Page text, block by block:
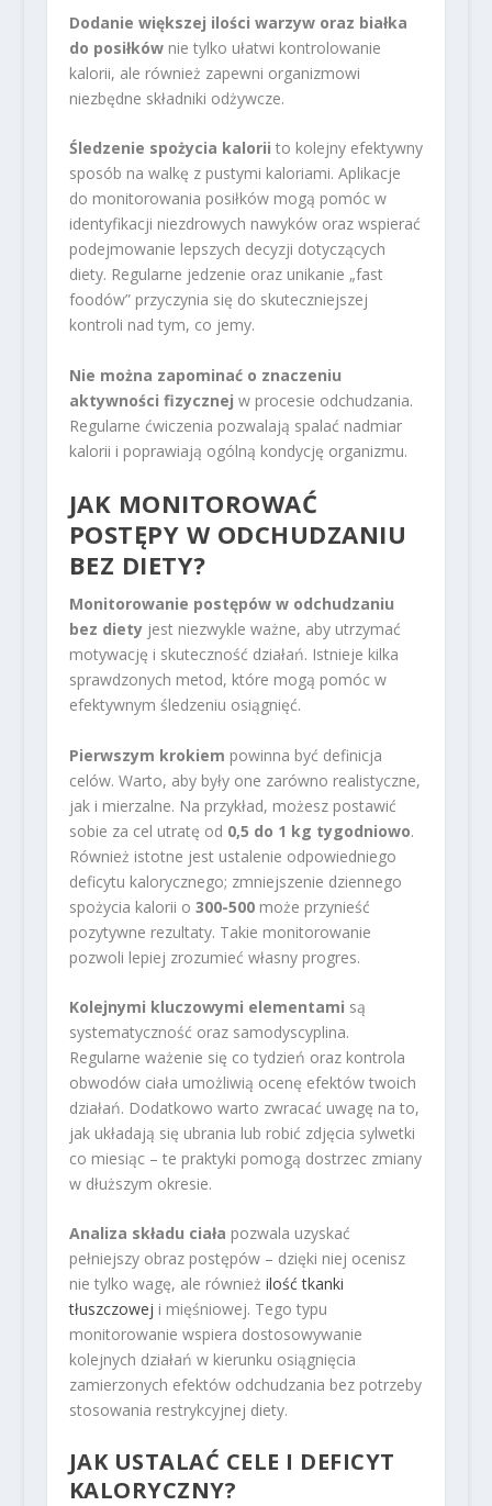
Dodanie większej ilości warzyw oraz białka
do posiłkównie tylko ułatwi kontrolowanie
kalorii, ale również zapewni organizmowi
niezbędne składniki odżywcze.
Śledzenie spożycia kalorii to kolejny efektywny
sposób na walkę z pustymi kaloriami. Aplikacje
do monitorowania posiłków mogą pomóc w
identyfikacji niezdrowych nawyków oraz wspierać
podejmowanie lepszych decyzji dotyczących
diety. Regularne jedzenie oraz unikanie „fast
foodów” przyczynia się do skuteczniejszej
kontroli nad tym, co jemy.
Nie można zapominać o znaczeniu
aktywności fizycznej w procesie odchudzania.
Regularne ćwiczenia pozwalają spalać nadmiar
kalorii i poprawiają ogólną kondycję organizmu.
JAK MONITOROWAĆ
POSTĘPY W ODCHUDZANIU
BEZ DIETY?
Monitorowanie postępów w odchudzaniu
bez dietyjest niezwykle ważne, aby utrzymać
motywację i skuteczność działań. Istnieje kilka
sprawdzonych metod, które mogą pomóc w
efektywnym śledzeniu osiągnięć.
Pierwszym krokiem powinna być definicja
celów. Warto, aby były one zarówno realistyczne,
jak i mierzalne. Na przykład, możesz postawić
sobie za cel utratę od 0,5 do 1 kg tygodniowo.
Również istotne jest ustalenie odpowiedniego
deficytu kalorycznego; zmniejszenie dziennego
spożycia kalorii o 300-500może przynieść
pozytywne rezultaty. Takie monitorowanie
pozwoli lepiej zrozumieć własny progres.
Kolejnymi kluczowymi elementami są
systematyczność oraz samodyscyplina.
Regularne ważenie się co tydzień oraz kontrola
obwodów ciała umożliwią ocenę efektów twoich
działań. Dodatkowo warto zwracać uwagę na to,
jak układają się ubrania lub robić zdjęcia sylwetki
co miesiąc – te praktyki pomogą dostrzec zmiany
w dłuższym okresie.
Analiza składu ciała pozwala uzyskać
pełniejszy obraz postępów – dzięki niej ocenisz
nie tylko wagę, ale również ilość tkanki
tłuszczowej i mięśniowej. Tego typu
monitorowanie wspiera dostosowywanie
kolejnych działań w kierunku osiągnięcia
zamierzonych efektów odchudzania bez potrzeby
stosowania restrykcyjnej diety.
JAK USTALAĆ CELE I DEFICYT
KALORYCZNY?